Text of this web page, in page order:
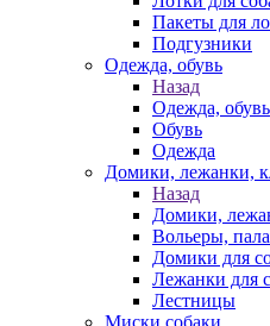
Пакеты для
Подгузники
Одежда, обувь
Назад
Одежда, обувь
Обувь
Одежда
Домики, лежанки,
Назад
Домики,
Вольеры,
Домики для
Лежанки для
Лестницы
Миски собаки